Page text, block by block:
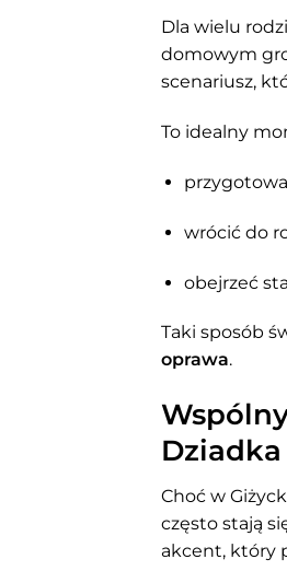
Dla wielu
domowym
scenariusz,
To idealny
wrócić do
obejrzeć
Taki sposób
oprawa.
Choć w
często stają
akcent, który